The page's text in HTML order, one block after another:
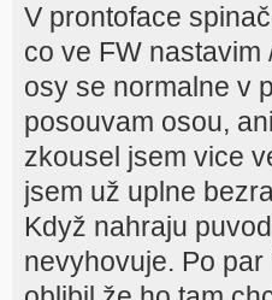
V prontoface
co ve FW nastavim
osy se normalne v
posouvam osou,
zkousel jsem vice
jsem už uplne
Když nahraju
nevyhovuje. Po